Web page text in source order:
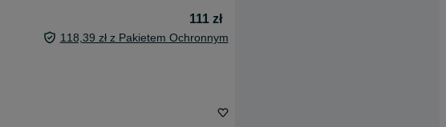
111 zł
118,39 zł z Pakietem Ochronnym